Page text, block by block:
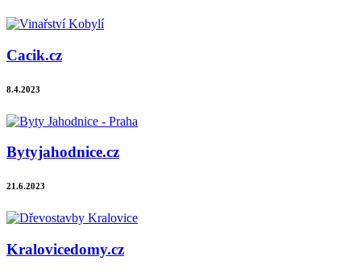
Cacik.cz
8.4.2023
Bytyjahodnice.cz
21.6.2023
Kralovicedomy.cz